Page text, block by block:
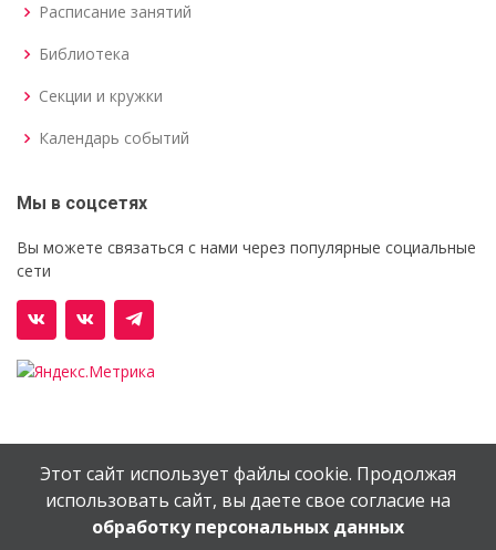
Расписание занятий
Библиотека
Секции и кружки
Календарь событий
Мы в соцсетях
Вы можете связаться с нами через популярные социальные
сети
© Орехово-Зуевский железнодорожный техникум им.
В.И.Бондаренко
Сайт создан вEV-DV.RU
Этот сайт использует файлы cookie. Продолжая
использовать сайт, вы даете свое согласие на
обработку персональных данных